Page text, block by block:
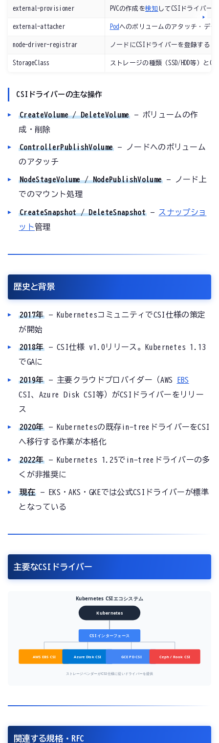
external-provisioner PVCの作成を検知 してCSIドライバー
external-attacher Pod へのボリュームのアタッチ・デタ
node-driver-registrar ノードにCSIドライバーを登録する
StorageClass ストレージの種類（SSD/HDD等）と
CSIドライバーの主な操作
CreateVolume / DeleteVolume — ボリュームの作
成・削除
ControllerPublishVolume— ノードへのボリューム
のアタッチ
NodeStageVolume / NodePublishVolume— ノード上
でのマウント処理
CreateSnapshot / DeleteSnapshot— スナップショ
ット管理
歴史と背景
2017年 — KubernetesコミュニティでCSI仕様の策定
が開始
2018年 — CSI仕様 v1.0リリース。Kubernetes 1.13
でGAに
2019年 — 主要クラウドプロバイダー（AWS
EBS
CSI、Azure Disk CSI等）がCSIドライバーをリリー
ス
2020年 — Kubernetesの既存in-treeドライバーをCSI
へ移行する作業が本格化
2022年 — Kubernetes 1.25でin-treeドライバーの多
くが非推奨に
現在 — EKS・AKS・GKEでは公式CSIドライバーが標準
となっている
主要なCSIドライバー
Kubernetes CSIエコシステム
Kubernetes
CSI インターフェース
AWS EBS CSI Azure Disk CSI GCE PD CSI Ceph / Rook CSI
ストレージベンダーがCSI仕様に従いドライバーを提供
関連する規格・RFC